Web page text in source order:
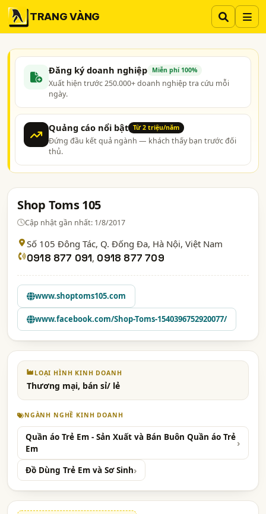
TRANG VÀNG
Đăng ký doanh nghiệp Miễn phí 100%
Xuất hiện trước 250.000+ doanh nghiệp tra cứu mỗi
ngày.
Quảng cáo nổi bật Từ 2 triệu/năm
Đứng đầu kết quả ngành — khách thấy bạn trước đối
thủ.
Shop Toms 105
Cập nhật gần nhất: 1/8/2017
Số 105 Đông Tác, Q. Đống Đa, Hà Nội, Việt Nam
0918 877 091, 0918 877 709
www.shoptoms105.com
www.facebook.com/Shop-Toms-1540396752920077/
LOẠI HÌNH KINH DOANH
Thương mại, bán sỉ/ lẻ
NGÀNH NGHỀ KINH DOANH
Quần áo Trẻ Em - Sản Xuất và Bán Buôn Quần áo Trẻ
Em
Đồ Dùng Trẻ Em và Sơ Sinh